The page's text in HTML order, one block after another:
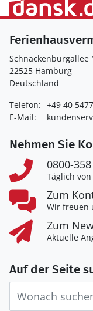
Schnackenburgallee
22525 Hamburg
Deutschland
Telefon: +49 40
E-Mail:
Nehmen Sie
0800-
Täglich
Zum
Wir freuen
Zum
Aktuelle
Auf der Seite